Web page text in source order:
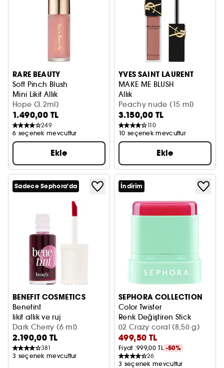
RARE BEAUTY
Soft Pinch Blush
Mini Likit Allık
Hope (3.2ml)
1.490,00 TL
249
6 seçenek mevcuttur
Ekle
YVES SAINT LAURENT
MAKE ME BLUSH
Allık
Peachy nude (15 ml)
3.150,00 TL
110
10 seçenek mevcuttur
Ekle
Sadece Sephora'da
BENEFIT COSMETICS
Benetint
likit allık ve ruj
Dark Cherry (6 ml)
2.190,00 TL
381
3 seçenek mevcuttur
İndirim
SEPHORA COLLECTION
Color Twister
Renk Değiştiren Stick
02 Crazy coral (8,50 g)
499,50 TL
Fiyat :999,00 TL -50%
26
3 seçenek mevcuttur